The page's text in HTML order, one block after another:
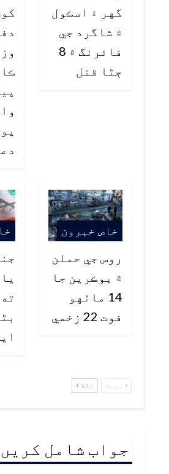
گهر ۽ اسڪول
۾ شاگرد جي
فائرنگ ۾ 8
ڄڻا قتل
خاص خبرون
روس جي حملن
۾ يوڪرين جا
14 ماڻهو
فوت 22 زخمي
پچھلا اگلا
جواب شامل کریں